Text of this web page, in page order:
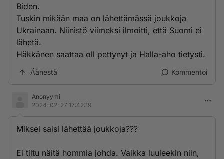
Biden.
Tuskin mikään maa on lähettämässä joukkoja
Ukrainaan. Niinistö viimeksi ilmoitti, että Suomi ei
lähetä.
Häkkänen saattaa oll pettynyt ja Halla-aho tietysti.
Äänestä Kommentoi
Anonyymi
2024-02-27 17:42:19
Miksei saisi lähettää joukkoja???
Ei tiltu näitä hommia johda. Vaikka luuleekin niin,